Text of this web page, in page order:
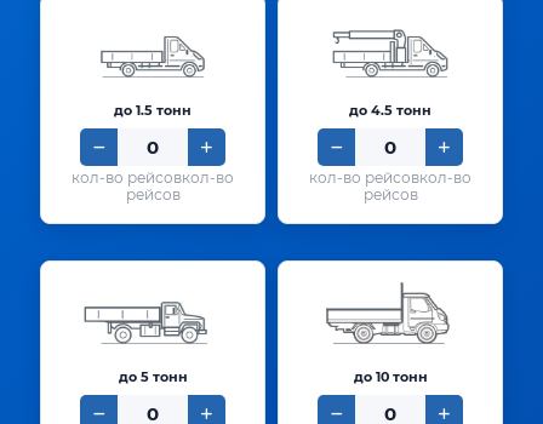
до 1.5 тонн
кол-во
рейсов
до 4.5 тонн
кол-во
рейсов
до 5 тонн до 10 тонн